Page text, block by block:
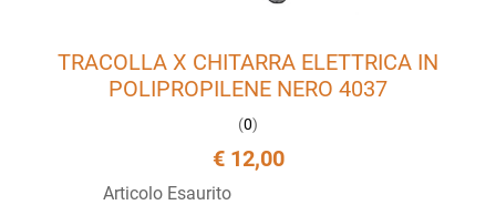
TRACOLLA X CHITARRA ELETTRICA IN
POLIPROPILENE NERO 4037
(0)
€ 12,00
Articolo Esaurito